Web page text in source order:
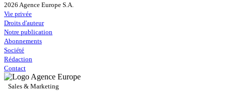
2026 Agence Europe S.A.
Vie privée
Droits d'auteur
Notre publication
Abonnements
Société
Rédaction
Contact
Sales & Marketing